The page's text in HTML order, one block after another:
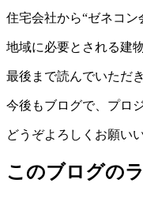
住宅会社から“ゼネコ
地域に必要とされる建
最後まで読んでいただ
今後もブログで、プロ
どうぞよろしくお願い
このブログの